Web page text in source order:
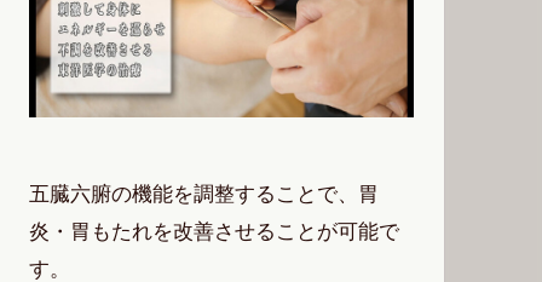
五臓六腑の機能を調整することで、胃
炎・胃もたれを改善させることが可能で
す。